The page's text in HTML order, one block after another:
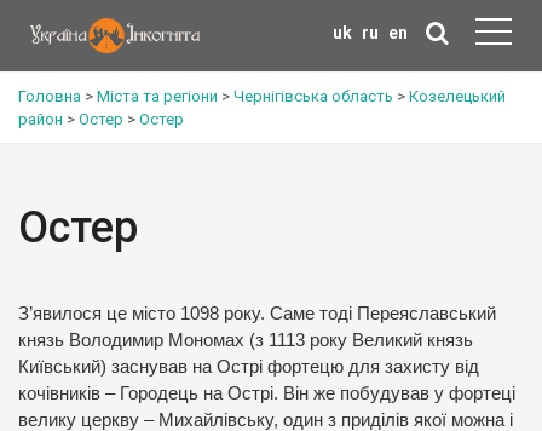
uk ru en
Головна > Міста та регіони > Чернігівська область > Козелецький
район > Остер > Остер
Остер
З’явилося це місто 1098 року. Саме тоді Переяславський
князь Володимир Мономах (з 1113 року Великий князь
Київський) заснував на Острі фортецю для захисту від
кочівників – Городець на Острі. Він же побудував у фортеці
велику церкву – Михайлівську, один з приділів якої можна і